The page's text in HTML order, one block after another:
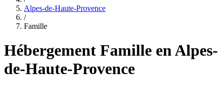
Alpes-de-Haute-Provence
/
Famille
Hébergement Famille en Alpes-
de-Haute-Provence